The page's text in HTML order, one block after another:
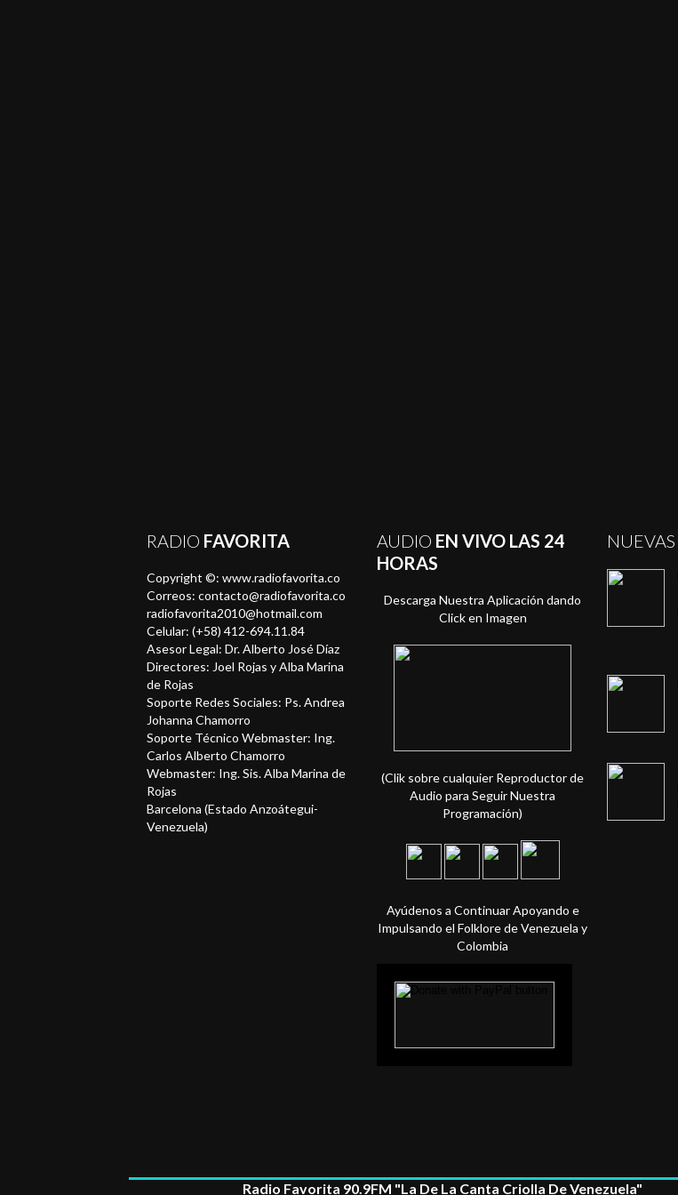
Radio Favorita 90.9FM "La De La Canta Criolla De Venezuela"
RADIO FAVORITA
Copyright ©: www.radiofavorita.co
Correos: contacto@radiofavorita.co
radiofavorita2010@hotmail.com
Celular: (+58) 412-694.11.84
Asesor Legal: Dr. Alberto José Díaz
Directores: Joel Rojas y Alba Marina
de Rojas
Soporte Redes Sociales: Ps. Andrea
Johanna Chamorro
Soporte Técnico Webmaster: Ing.
Carlos Alberto Chamorro
Webmaster: Ing. Sis. Alba Marina de
Rojas
Barcelona (Estado Anzoátegui-
Venezuela)
AUDIO EN VIVO LAS 24
HORAS
Descarga Nuestra Aplicación dando
Click en Imagen
(Clik sobre cualquier Reproductor de
Audio para Seguir Nuestra
Programación)
Ayúdenos a Continuar Apoyando e
Impulsando el Folklore de Venezuela y
Colombia
NUEVAS